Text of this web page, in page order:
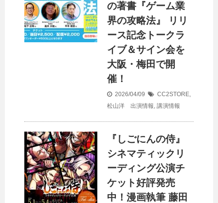
の著書『ゲーム業
界の攻略法』 リリ
ース記念トークラ
イブ＆サイン会を
大阪・梅田で開
催！
2026/04/09 CC2STORE,
松山洋 出演情報, 講演情報
『しごにんの侍』
シネマティックリ
ーディング公演チ
ケット好評発売
中！漫画執筆 藤田